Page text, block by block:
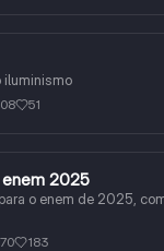
iluminismo
51
2025
o enem de 2025,
183